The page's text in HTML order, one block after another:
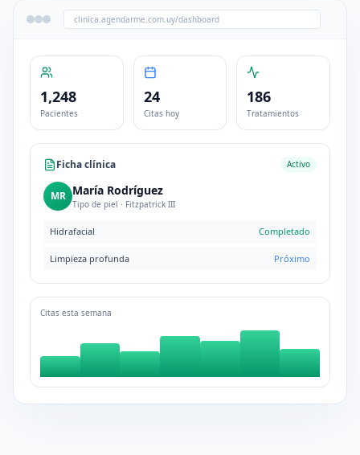
clinica.agendarme.com.uy/dashboard
1,248
Pacientes
24
Citas hoy
186
Tratamientos
Ficha clínica Activo
MR María Rodríguez
Tipo de piel · Fitzpatrick III
Hidrafacial Completado
Limpieza profunda Próximo
Citas esta semana